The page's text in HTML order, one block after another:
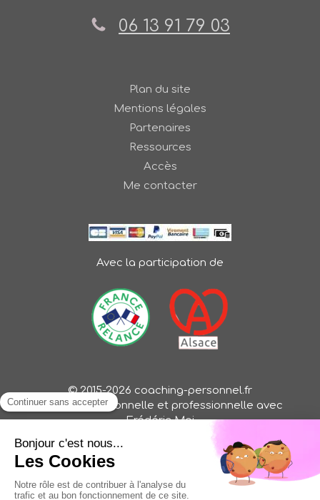
06 13 91 79 03
Plan du site
Mentions légales
Partenaires
Ressources
Accès
Me contacter
Avec la participation de
© 2015-2026 coaching-personnel.fr
Evolution personnelle et professionnelle avec
Frédéric Mai
Oser une vie libre, inspirante et pleine de sens (Oser
ma vie, Oser mon job, Oser mon business)
Création et référencement du site par Simplébo